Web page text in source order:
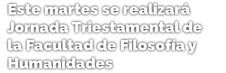
Este martes se realizará
Jornada Triestamental de
la Facultad de Filosofía y
Humanidades